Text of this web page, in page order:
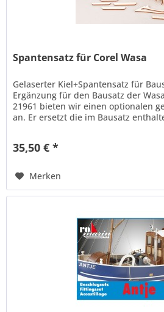
Spantensatz für Corel Wasa
Gelaserter Kiel+Spantensatz für
Ergänzung für den Bausatz der
21961 bieten wir einen optionalen
an. Er ersetzt die im Bausatz
35,50 € *
Merken